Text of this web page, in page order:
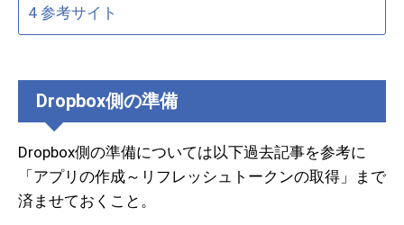
4 参考サイト
Dropbox側の準備
Dropbox側の準備については以下過去記事を参考に
「アプリの作成～リフレッシュトークンの取得」まで
済ませておくこと。